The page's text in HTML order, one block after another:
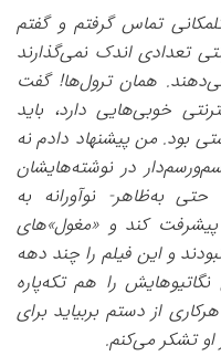
تماس گرفتم و گفتم
تعدادی اندک نمی‌گذارند
همان ترول‌ها! گفت
خوبی‌هایی دارد، باید
بود. من پیشنهاد دادم نه
در نوشته‌هایشان
به‌ظاهر- نوآورانه به
کند و «مغول»‌های
و این فیلم را چند دهه
را هم تکه‌پاره
از دستم بربیاید برای
تشکر می‌کنم.